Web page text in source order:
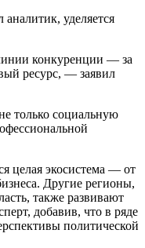
уделяется
конкуренции — за
ресурс, — заявил
только социальную
целая экосистема — от
Другие регионы,
также развивают
добавив, что в ряде
политической